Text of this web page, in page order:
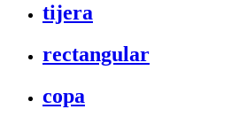
tijera
rectangular
copa